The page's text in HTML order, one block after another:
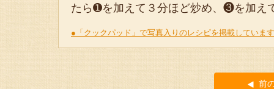
たら➊を加えて３分ほど炒め、❸を加え
●「クックパッド」で写真入りのレシピを掲載しています
前